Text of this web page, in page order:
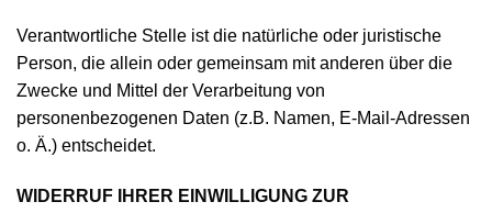
Verantwortliche Stelle ist die natürliche oder juristische
Person, die allein oder gemeinsam mit anderen über die
Zwecke und Mittel der Verarbeitung von
personenbezogenen Daten (z.B. Namen, E-Mail-Adressen
o. Ä.) entscheidet.
WIDERRUF IHRER EINWILLIGUNG ZUR